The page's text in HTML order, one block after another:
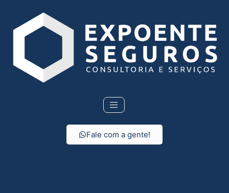
Fale com a gente!